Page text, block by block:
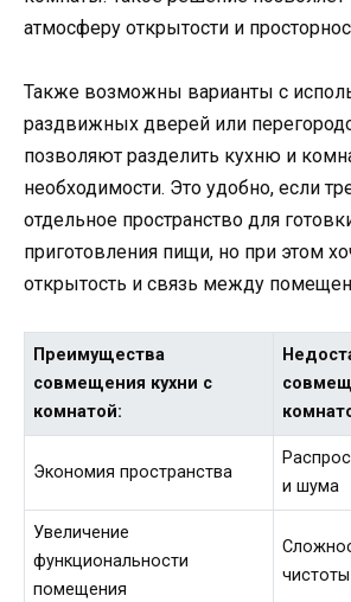
атмосферу открытости и
Также возможны варианты с
раздвижных дверей или
позволяют разделить кухню и
необходимости. Это удобно, если
отдельное пространство для
приготовления пищи, но при этом
открытость и связь между
Преимущества
совмещения кухни с
комнатой:
Экономия пространства
и шума
Увеличение
функциональности
помещения
чистоты